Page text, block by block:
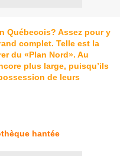
Québecois? Assez pour y
complet. Telle est la
du «Plan Nord». Au
plus large, puisqu’ils
de leurs
hantée